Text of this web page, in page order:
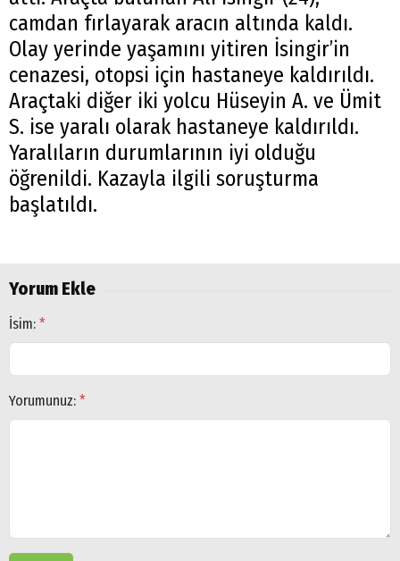
camdan fırlayarak aracın altında kaldı.
Olay yerinde yaşamını yitiren İsingir’in
cenazesi, otopsi için hastaneye kaldırıldı.
Araçtaki diğer iki yolcu Hüseyin A. ve Ümit
S. ise yaralı olarak hastaneye kaldırıldı.
Yaralıların durumlarının iyi olduğu
öğrenildi. Kazayla ilgili soruşturma
başlatıldı.
Yorum Ekle
İsim: *
Yorumunuz: *